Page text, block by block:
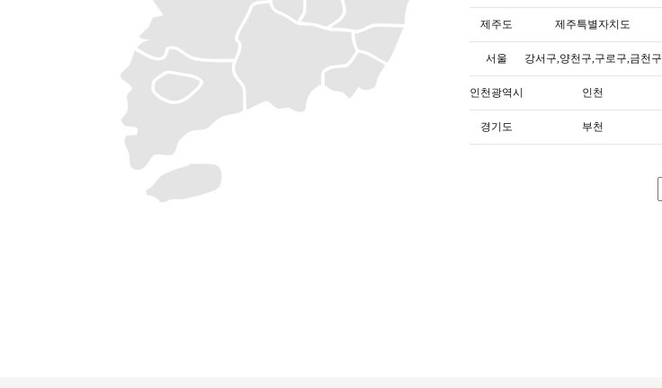
제주도 제주특별자치도
서울 강서구,양천구,구로구,금천구
인천광역시 인천
경기도 부천